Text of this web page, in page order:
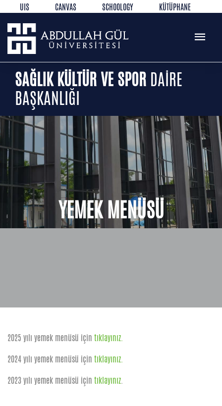
UIS CANVAS SCHOOLOGY
KÜTÜPHANE
SAĞLIK KÜLTÜR VE SPOR DAİRE
BAŞKANLIĞI
YEMEK MENÜSÜ
2025 yılı yemek menüsü için tıklayınız.
2024 yılı yemek menüsü için tıklayınız.
2023 yılı yemek menüsü için tıklayınız.